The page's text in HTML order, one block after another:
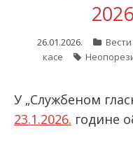
Пријава
26.01.2026. Вести
касе
У „Службеном
23.1.2026. године